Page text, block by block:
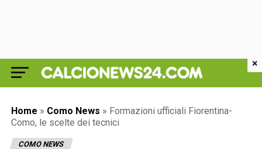
Home » Como News » Formazioni ufficiali Fiorentina-
Como, le scelte dei tecnici
COMO NEWS
×